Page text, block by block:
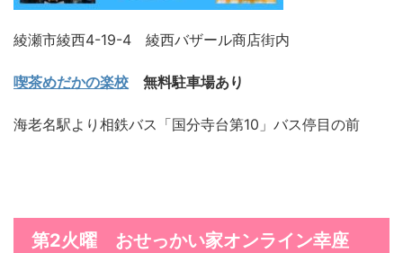
綾瀬市綾西4-19-4 綾西バザール商店街内
喫茶めだかの楽校 無料駐車場あり
海老名駅より相鉄バス「国分寺台第10」バス停目の前
第2火曜 おせっかい家オンライン幸座